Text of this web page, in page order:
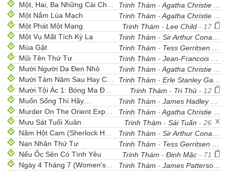
Một, Hai, Ba Những Cái Chết Bí Ẩn
Trinh Thám -Agatha Christie
Một Nắm Lúa Mạch
Trinh Thám -Agatha Christie
Một Phát Một Mạng
Trinh Thám - Lee Child - 17
Một Vụ Mất Tích Kỳ Lạ
Trinh Thám -Sir Arthur Conan Doyle
Mùa Gặt
Trinh Thám - Tess Gerritsen
Mũi Tên Thứ Tư
Trinh Thám -Jean-Francois Nahmias
Mười Người Da Đen Nhỏ
Trinh Thám -Agatha Christie
Mười Tám Năm Sau Hay Con Vịt Chết Chìm
Trinh Thám -Erle Stanley Gardner
Mười Tội Ác 1: Bóng Ma Đêm Mưa
Trinh Thám - Tri Thù - 12
Muốn Sống Thì Hãy…
Trinh Thám -James Hadley Chase
Murder On The Orient Express
Trinh Thám -Agatha Christie
Mưu Sát Tuổi Xuân
Trinh Thám - Sái Tuấn - 26
Năm Hột Cam (Sherlock Holmes)
Trinh Thám -Sir Arthur Conan Doyle
Nạn Nhân Thứ Tư
Trinh Thám - Tess Gerritsen
Nếu Ốc Sên Có Tình Yêu
Trinh Thám - Đinh Mặc - 71
Ngày 4 Tháng 7 (Women's Murder Club #4)
Trinh Thám -James Patterson, Maxine Paetro